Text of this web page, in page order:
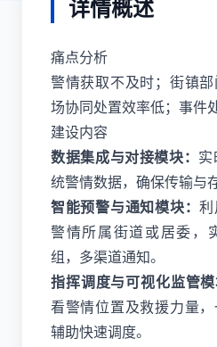
详情概述
痛点分析
警情获取不及时；街镇
场协同处置效率低；事件
建设内容
数据集成与对接模块： 实
统警情数据，确保传输与
智能预警与通知模块：
警情所属街道或居委，
组，多渠道通知。
指挥调度与可视化监管模
看警情位置及救援力量，
辅助快速调度。